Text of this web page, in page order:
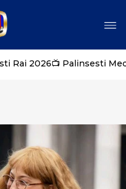
Rai 2026📺 Palinsesti